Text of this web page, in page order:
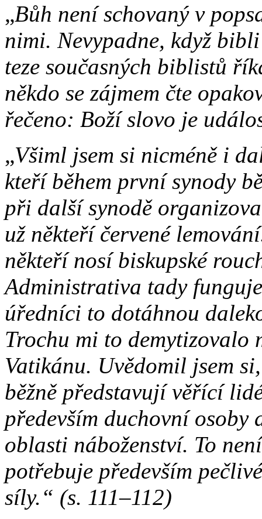
„Bůh není schovaný v
nimi. Nevypadne, když
teze současných biblistů
někdo se zájmem čte
řečeno: Boží slovo je
„Všiml jsem si nicméně i
kteří během první synody
při další synodě
už někteří červené
někteří nosí biskupské
Administrativa tady
úředníci to dotáhnou
Trochu mi to demytizovalo
Vatikánu. Uvědomil jsem
běžně představují věřící
především duchovní
oblasti náboženství. To
potřebuje především
síly.“ (s. 111–112)